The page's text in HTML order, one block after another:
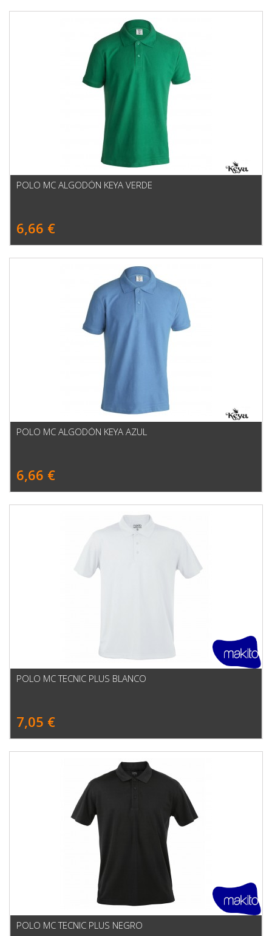
POLO MC ALGODÓN KEYA VERDE
6,66 €
POLO MC ALGODÓN KEYA AZUL
6,66 €
POLO MC TECNIC PLUS BLANCO
7,05 €
POLO MC TECNIC PLUS NEGRO